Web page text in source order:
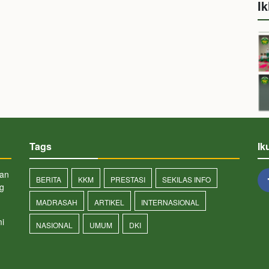
Tags
BERITA KKM PRESTASI SEKILAS INFO
MADRASAH ARTIKEL INTERNASIONAL
NASIONAL UMUM DKI